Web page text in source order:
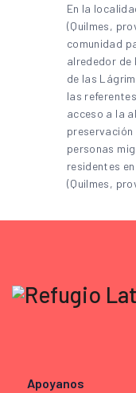
En la
(Quilmes,
comunidad
alrededor de
de las
las
acceso a la
personas
residentes
(Quilmes,
Apoyanos